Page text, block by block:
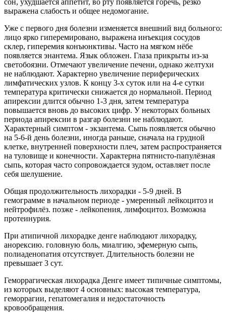
сон, ухудшается аппетит, во рту появляется горечь, резко
выражена слабость и общее недомогание.
Уже с первого дня болезни изменяется внешний вид больного:
лицо ярко гиперемировано, выражена инъекция сосудов
склер, гиперемия конъюнктивы. Часто на мягком нёбе
появляется энантема. Язык обложен. Глаза прикрыты из-за
светобоязни. Отмечают увеличение печени, однако желтухи
не наблюдают. Характерно увеличение периферических
лимфатических узлов. К концу 3-х суток или на 4-е сутки
температура критически снижается до нормальной. Период
апирексии длится обычно 1-3 дня, затем температура
повышается вновь до высоких цифр. У некоторых больных
периода апирексии в разгар болезни не наблюдают.
Характерный симптом - экзантема. Сыпь появляется обычно
на 5-6-й день болезни, иногда раньше, сначала на грудной
клетке, внутренней поверхности плеч, затем распространяется
на туловище и конечности. Характерна пятнисто-папулёзная
сыпь, которая часто сопровождается зудом, оставляет после
себя шелушение.
Общая продолжительность лихорадки - 5-9 дней. В
гемограмме в начальном периоде - умеренный лейкоцитоз и
нейтрофилёз. позже - лейкопения, лимфоцитоз. Возможна
протеинурия.
При атипичной лихорадке денге наблюдают лихорадку,
анорексию. головную боль, миалгию, эфемерную сыпь,
полиаденопатия отсутствует. Длительность болезни не
превышает 3 сут.
Геморрагическая лихорадка Денге имеет типичные симптомы,
из которых выделяют 4 основных: высокая температура,
геморрагии, гепатомегалия и недостаточность
кровообращения.